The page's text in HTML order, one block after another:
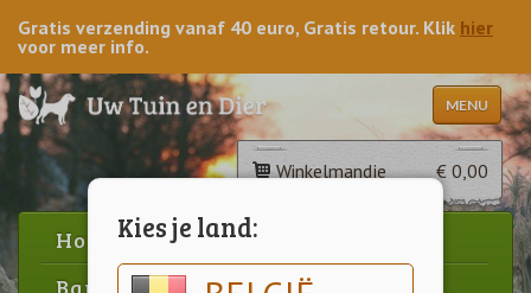
Kies je land:
Gratis verzending vanaf 40 euro, Gratis retour. Klik hier
voor meer info.
MENU
Winkelmandje € 0,00
Home
Barbecue